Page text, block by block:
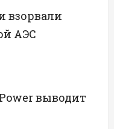
взорвали
АЭС
выводит